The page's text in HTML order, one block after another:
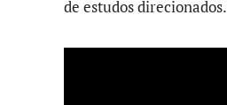
de estudos direcionados.